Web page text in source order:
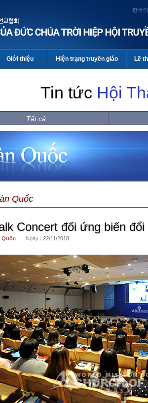
한국어
Giới thiệu Hiện trạng truyền giáo Lẽ
Tin tức Hội
Tất cả
Quốc
Concert đối ứng biến
Quốc Ngày | 22/11/2018